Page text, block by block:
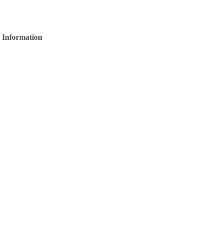
Information